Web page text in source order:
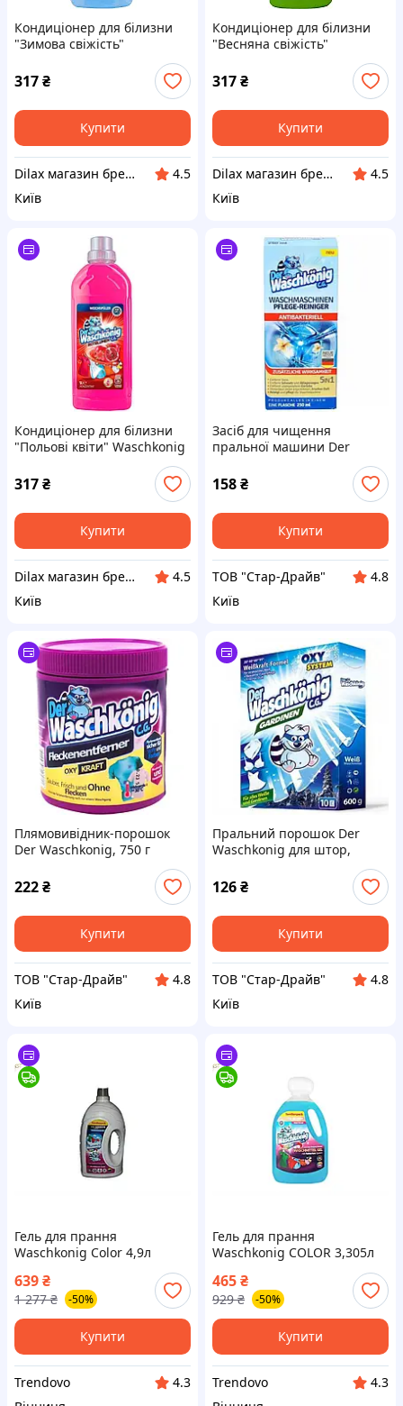
Кондиціонер для білизни
"Зимова свіжість"
Weichspuler 2000ml
(917111)
317₴
Купити
Dilax магазин брендових дитячих іграшок та товарів для батьків.
4.5
Київ
Кондиціонер для білизни
"Весняна свіжість"
Waschkonig Fruhlingsbrise
Weichspuler 2000ml
(917112)
317₴
Купити
Dilax магазин брендових дитячих іграшок та товарів для батьків.
4.5
Київ
Кондиціонер для білизни
"Польові квіти" Waschkonig
2000ml (917114)
317₴
Купити
Dilax магазин брендових дитячих іграшок та товарів для батьків.
4.5
Київ
Засіб для чищення
пральної машини Der
158₴
Купити
ТОВ "Стар-Драйв"
4.8
Київ
Плямовивідник-порошок
Der Waschkonig, 750 г
222₴
Купити
ТОВ "Стар-Драйв"
4.8
Київ
Пральний порошок Der
Waschkonig для штор,
прань)
126₴
Купити
ТОВ "Стар-Драйв"
4.8
Київ
Гель для прання
Waschkonig Color 4,9л
рідкий засіб для кольорової
білизни захист від
забруднень
639₴
1 277 ₴ -50%
Купити
Trendovo
4.3
Гель для прання
Waschkonig COLOR 3,305л
рідкий засіб для видалення
плям і захисту кольору
тканин
465₴
929 ₴ -50%
Купити
Trendovo
4.3